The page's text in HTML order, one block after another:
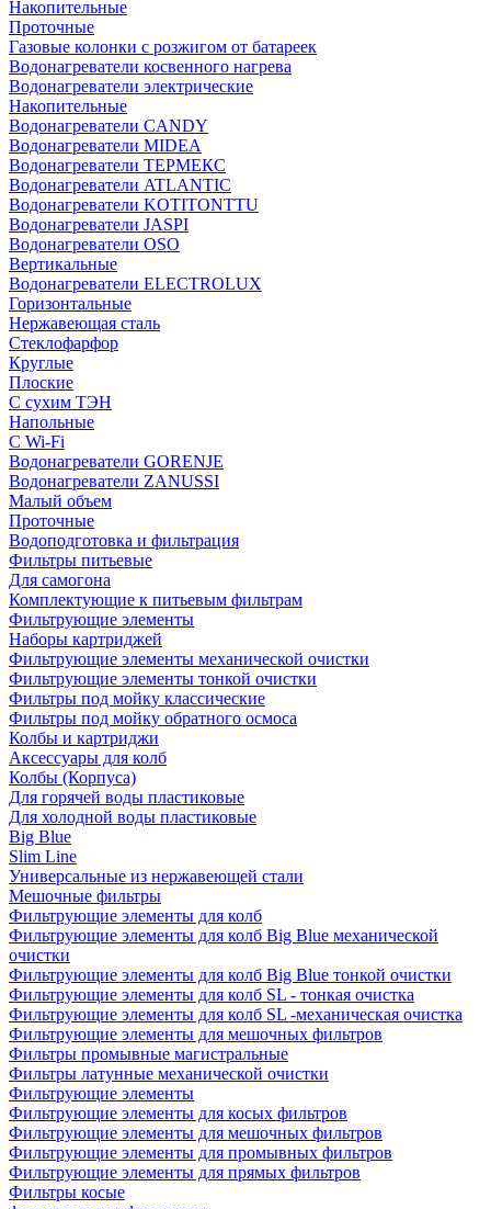
Накопительные
Проточные
Газовые колонки с розжигом от батареек
Водонагреватели косвенного нагрева
Водонагреватели электрические
Накопительные
Водонагреватели CANDY
Водонагреватели MIDEA
Водонагреватели ТЕРМЕКС
Водонагреватели ATLANTIC
Водонагреватели KOTITONTTU
Водонагреватели JASPI
Водонагреватели OSO
Вертикальные
Водонагреватели ELECTROLUX
Горизонтальные
Нержавеющая сталь
Стеклофарфор
Круглые
Плоские
С сухим ТЭН
Напольные
С Wi-Fi
Водонагреватели GORENJE
Водонагреватели ZANUSSI
Малый объем
Проточные
Водоподготовка и фильтрация
Фильтры питьевые
Для самогона
Комплектующие к питьевым фильтрам
Фильтрующие элементы
Наборы картриджей
Фильтрующие элементы механической очистки
Фильтрующие элементы тонкой очистки
Фильтры под мойку классические
Фильтры под мойку обратного осмоса
Колбы и картриджи
Аксессуары для колб
Колбы (Корпуса)
Для горячей воды пластиковые
Для холодной воды пластиковые
Big Blue
Slim Line
Универсальные из нержавеющей стали
Мешочные фильтры
Фильтрующие элементы для колб
Фильтрующие элементы для колб Big Blue механической
очистки
Фильтрующие элементы для колб Big Blue тонкой очистки
Фильтрующие элементы для колб SL - тонкая очистка
Фильтрующие элементы для колб SL -механическая очистка
Фильтрующие элементы для мешочных фильтров
Фильтры промывные магистральные
Фильтры латунные механической очистки
Фильтрующие элементы
Фильтрующие элементы для косых фильтров
Фильтрующие элементы для мешочных фильтров
Фильтрующие элементы для промывных фильтров
Фильтрующие элементы для прямых фильтров
Фильтры косые